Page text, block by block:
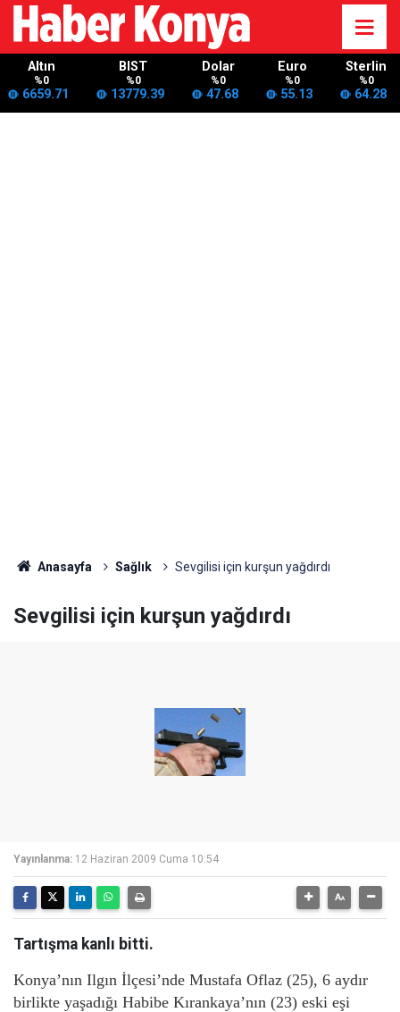
Altın
%0
6659.71
BIST
%0
13779.39
Dolar
%0
47.68
Euro
%0
55.13
Sterlin
%0
64.28
Anasayfa Sağlık Sevgilisi için kurşun yağdırdı
Sevgilisi için kurşun yağdırdı
Yayınlanma: 12 Haziran 2009 Cuma 10:54
Tartışma kanlı bitti.
Konya’nın Ilgın İlçesi’nde Mustafa Oflaz (25), 6 aydır
birlikte yaşadığı Habibe Kırankaya’nın (23) eski eşi